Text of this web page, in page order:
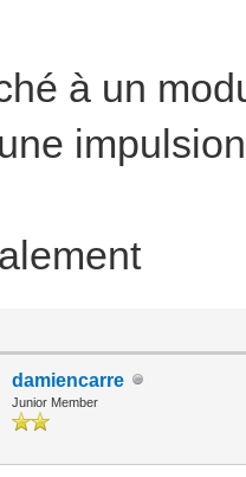
à un
damiencarre
Junior Member